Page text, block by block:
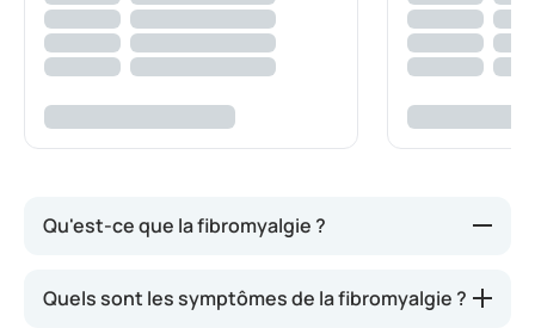
Qu'est-ce que la fibromyalgie ?
Les personnes atteintes de fibromyalgie éprouvent
des douleurs et une raideur au niveau des muscles
Quels sont les symptômes de la fibromyalgie ?